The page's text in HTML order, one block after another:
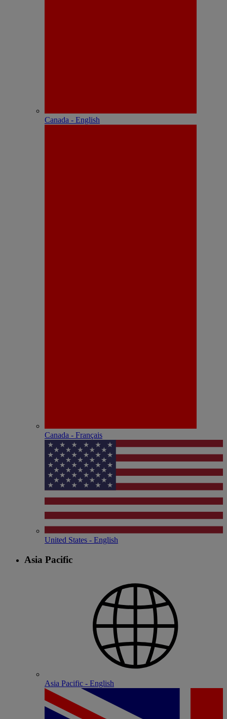
Canada - English
Canada - Français
United States - English
Asia Pacific
Asia Pacific - English